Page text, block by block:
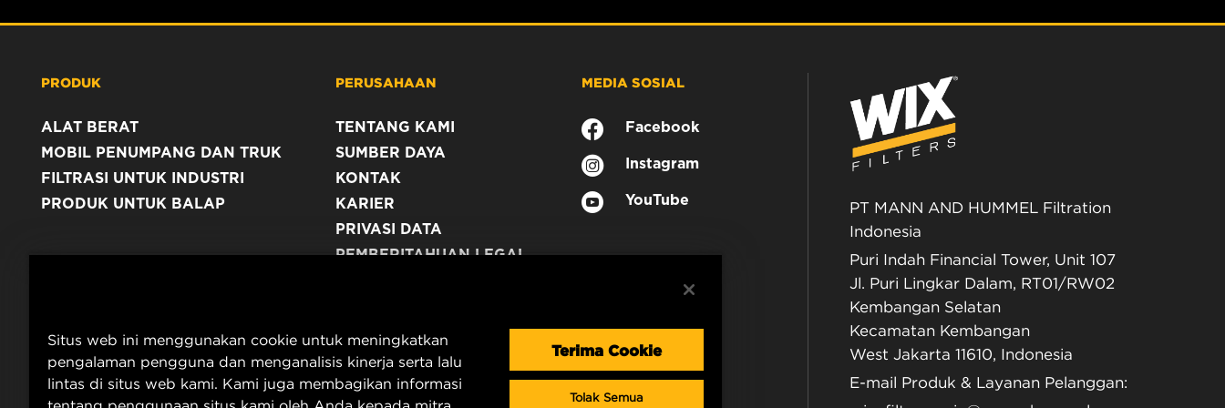
PRODUK
ALAT BERAT
MOBIL PENUMPANG DAN TRUK
FILTRASI UNTUK INDUSTRI
PRODUK UNTUK BALAP
PERUSAHAAN
TENTANG KAMI
SUMBER DAYA
KONTAK
KARIER
PRIVASI DATA
PEMBERITAHUAN LEGAL
MEDIA SOSIAL
Facebook
Instagram
YouTube
PT MANN AND HUMMEL Filtration
Indonesia
Puri Indah Financial Tower, Unit 107
Jl. Puri Lingkar Dalam, RT01/RW02
Kembangan Selatan
Kecamatan Kembangan
West Jakarta 11610, Indonesia
E-mail Produk & Layanan Pelanggan:
Situs web ini menggunakan cookie untuk meningkatkan
pengalaman pengguna dan menganalisis kinerja serta lalu
lintas di situs web kami. Kami juga membagikan informasi
Terima Cookie
Tolak Semua